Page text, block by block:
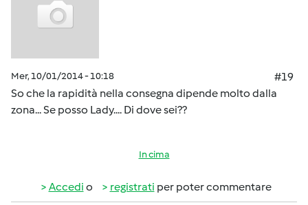
Mer, 10/01/2014 - 10:18
#19
So che la rapidità nella consegna dipende molto dalla
zona... Se posso Lady.... Di dove sei??
In cima
Accedi o registrati per poter commentare